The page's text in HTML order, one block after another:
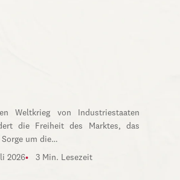
Weltkrieg von Industriestaaten
die Freiheit des Marktes, das
Sorge um die…
2026 3 Min. Lesezeit